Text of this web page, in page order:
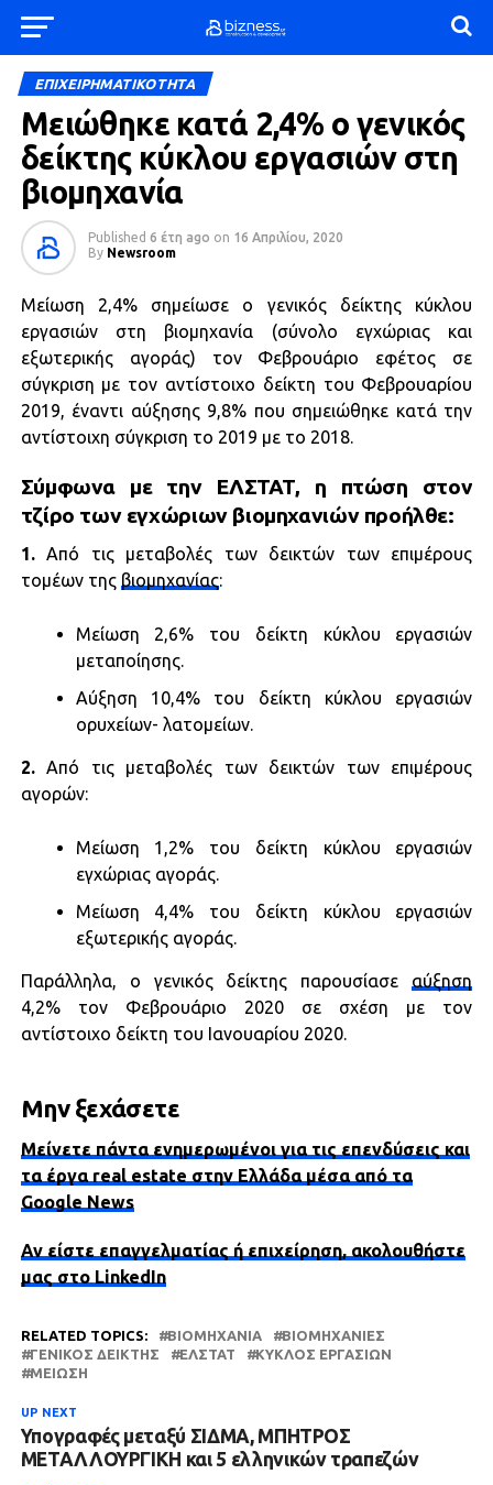
ΕΠΙΧΕΙΡΗΜΑΤΙΚΟΤΗΤΑ
Μειώθηκε κατά 2,4% ο γενικός
δείκτης κύκλου εργασιών στη
βιομηχανία
Published 6 έτη ago on 16 Απριλίου, 2020
By Newsroom
Μείωση 2,4% σημείωσε ο γενικός δείκτης κύκλου
εργασιών στη βιομηχανία (σύνολο εγχώριας και
εξωτερικής αγοράς) τον Φεβρουάριο εφέτος σε
σύγκριση με τον αντίστοιχο δείκτη του Φεβρουαρίου
2019, έναντι αύξησης 9,8% που σημειώθηκε κατά την
αντίστοιχη σύγκριση το 2019 με το 2018.
Σύμφωνα με την ΕΛΣΤΑΤ, η πτώση στον
τζίρο των εγχώριων βιομηχανιών προήλθε:
1.Από τις μεταβολές των δεικτών των επιμέρους
τομέων της βιομηχανίας:
Μείωση 2,6% του δείκτη κύκλου εργασιών
μεταποίησης.
Αύξηση 10,4% του δείκτη κύκλου εργασιών
ορυχείων- λατομείων.
2.Από τις μεταβολές των δεικτών των επιμέρους
αγορών:
Μείωση 1,2% του δείκτη κύκλου εργασιών
εγχώριας αγοράς.
Μείωση 4,4% του δείκτη κύκλου εργασιών
εξωτερικής αγοράς.
Παράλληλα, ο γενικός δείκτης παρουσίασε αύξηση
4,2% τον Φεβρουάριο 2020 σε σχέση με τον
αντίστοιχο δείκτη του Ιανουαρίου 2020.
Μην ξεχάσετε
Μείνετε πάντα ενημερωμένοι για τις επενδύσεις και
τα έργα real estate στην Ελλάδα μέσα από τα
Google News
Αν είστε επαγγελματίας ή επιχείρηση, ακολουθήστε
μας στο LinkedIn
RELATED TOPICS: ΒΙΟΜΗΧΑΝΊΑ
ΒΙΟΜΗΧΑΝΊΕΣ
ΓΕΝΙΚΌΣ ΔΕΊΚΤΗΣ
ΕΛΣΤΑΤ
ΚΎΚΛΟΣ ΕΡΓΑΣΙΏΝ
ΜΕΊΩΣΗ
UP NEXT
Υπογραφές μεταξύ ΣΙΔΜΑ, ΜΠΗΤΡΟΣ
ΜΕΤΑΛΛΟΥΡΓΙΚΗ και 5 ελληνικών τραπεζών